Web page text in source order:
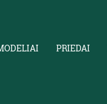
PRIEDAI